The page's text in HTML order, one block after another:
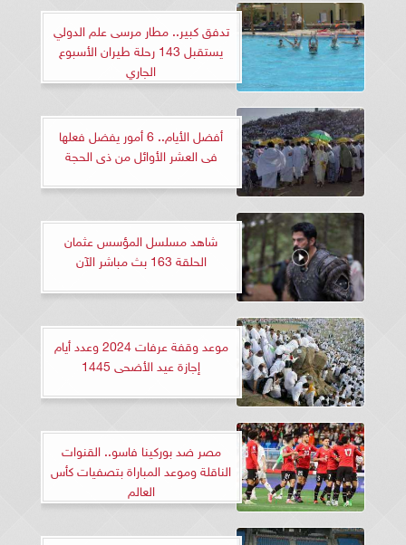
تدفق كبير.. مطار مرسى علم الدولي
يستقبل 143 رحلة طيران الأسبوع
الجاري
أفضل الأيام.. 6 أمور يفضل فعلها
فى العشر الأوائل من ذى الحجة
شاهد مسلسل المؤسس عثمان
الحلقة 163 بث مباشر الآن
موعد وقفة عرفات 2024 وعدد أيام
إجازة عيد الأضحى 1445
مصر ضد بوركينا فاسو.. القنوات
الناقلة وموعد المباراة بتصفيات كأس
العالم